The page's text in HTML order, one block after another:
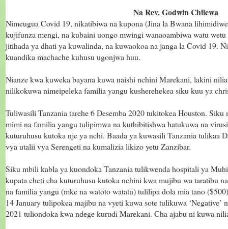
Na Rev. Godwin Chilewa
Nimeugua Covid 19, nikatibiwa na kupona (Jina la Bwana
kujifunza mengi, na kubaini uongo mwingi wanaoambiwa watu
jitihada ya dhati ya kuwalinda, na kuwaokoa na janga la Covid 19.
kuandika machache kuhusu ugonjwa huu.
Nianze kwa kuweka bayana kuwa naishi nchini Marekani, lakini
nilikokuwa nimeipeleka familia yangu kusherehekea siku kuu ya
Tuliwasili Tanzania tarehe 6 Desemba 2020 tukitokea Houston.
mimi na familia yangu tulipimwa na kuthibitishwa hatukuwa na
kuturuhusu kutoka nje ya nchi. Baada ya kuwasili Tanzania tulikaa
vya utalii vya Serengeti na kumalizia likizo yetu Zanzibar.
Siku mbili kabla ya kuondoka Tanzania tulikwenda hospitali ya
kupata cheti cha kuturuhusu kutoka nchini kwa mujibu wa taratibu
na familia yangu (mke na watoto watatu) tulilipa dola mia tano
14 January tulipokea majibu na vyeti kuwa sote tulikuwa ‘Negative’
2021 tuliondoka kwa ndege kurudi Marekani. Cha ajabu ni kuwa